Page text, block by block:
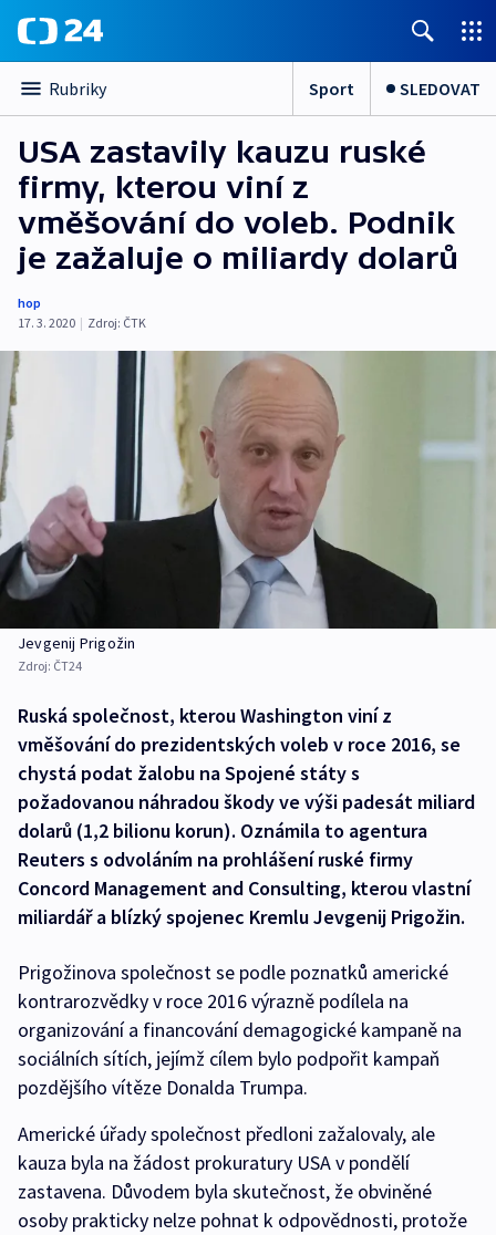
Rubriky Sport SLEDOVAT
USA zastavily kauzu ruské
firmy, kterou viní z
vměšování do voleb. Podnik
je zažaluje o miliardy dolarů
hop
17. 3. 2020 | Zdroj: ČTK
Jevgenij Prigožin
Zdroj: ČT24
Ruská společnost, kterou Washington viní z
vměšování do prezidentských voleb v roce 2016, se
chystá podat žalobu na Spojené státy s
požadovanou náhradou škody ve výši padesát miliard
dolarů (1,2 bilionu korun). Oznámila to agentura
Reuters s odvoláním na prohlášení ruské firmy
Concord Management and Consulting, kterou vlastní
miliardář a blízký spojenec Kremlu Jevgenij Prigožin.
Prigožinova společnost se podle poznatků americké
kontrarozvědky v roce 2016 výrazně podílela na
organizování a financování demagogické kampaně na
sociálních sítích, jejímž cílem bylo podpořit kampaň
pozdějšího vítěze Donalda Trumpa.
Americké úřady společnost předloni zažalovaly, ale
kauza byla na žádost prokuratury USA v pondělí
zastavena. Důvodem byla skutečnost, že obviněné
osoby prakticky nelze pohnat k odpovědnosti, protože